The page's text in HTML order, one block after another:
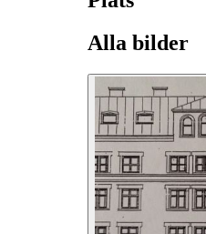
Alla bilder